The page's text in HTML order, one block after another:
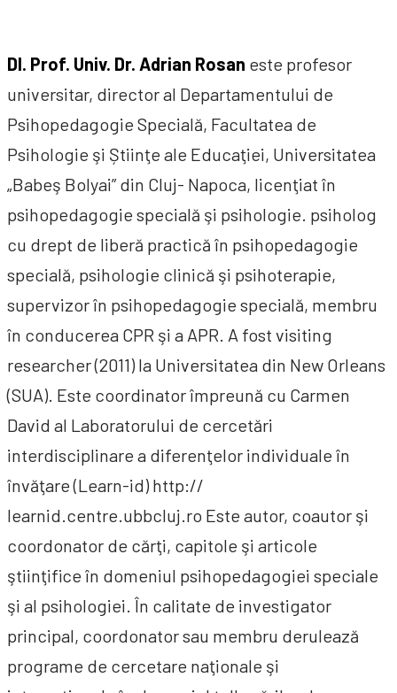
Dl. Prof. Univ. Dr. Adrian Rosan este profesor
universitar, director al Departamentului de
Psihopedagogie Specială, Facultatea de
Psihologie şi Știinţe ale Educaţiei, Universitatea
„Babeş Bolyai” din Cluj- Napoca, licenţiat în
psihopedagogie specială şi psihologie. psiholog
cu drept de liberă practică în psihopedagogie
specială, psihologie clinică şi psihoterapie,
supervizor în psihopedagogie specială, membru
în conducerea CPR şi a APR. A fost visiting
researcher (2011) la Universitatea din New Orleans
(SUA). Este coordinator împreună cu Carmen
David al Laboratorului de cercetări
interdisciplinare a diferenţelor individuale în
învăţare (Learn-id) http://
learnid.centre.ubbcluj.ro Este autor, coautor şi
coordonator de cărţi, capitole şi articole
ştiinţifice în domeniul psihopedagogiei speciale
şi al psihologiei. În calitate de investigator
principal, coordonator sau membru derulează
programe de cercetare naţionale şi